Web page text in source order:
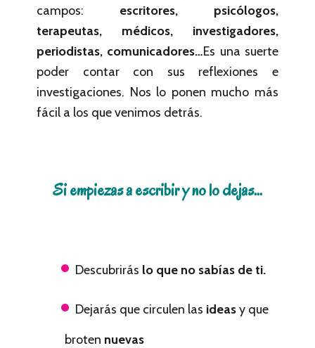
campos: escritores, psicólogos,
terapeutas, médicos, investigadores,
periodistas, comunicadores…Es una suerte
poder contar con sus reflexiones e
investigaciones. Nos lo ponen mucho más
fácil a los que venimos detrás.
Si empiezas a escribir y no lo dejas…
Descubrirás lo que no sabías de ti.
Dejarás que circulen las ideasy que
broten nuevas